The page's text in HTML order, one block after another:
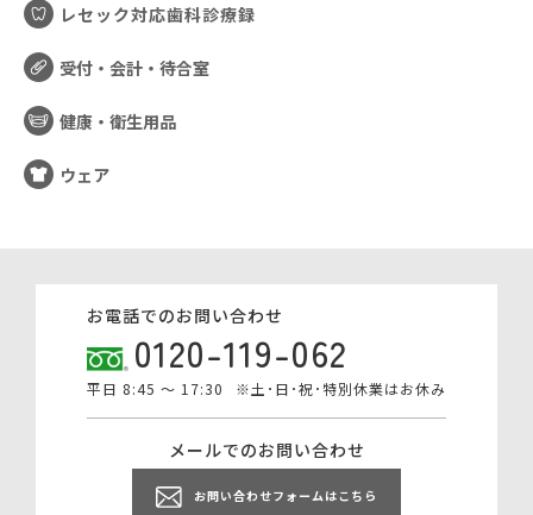
レセック対応歯科診療録
受付・会計・待合室
健康・衛生用品
ウェア
お電話でのお問い合わせ
0120-119-062
平日 8:45 ～ 17:30 ※土･日･祝･特別休業はお休み
メールでのお問い合わせ
お問い合わせフォームはこちら